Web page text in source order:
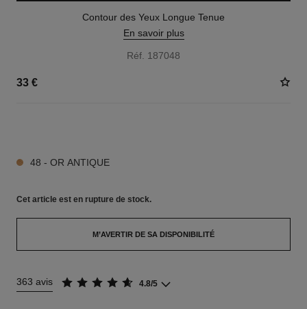
Contour des Yeux Longue Tenue
En savoir plus
Réf. 187048
33 €
48 - OR ANTIQUE
Cet article est en rupture de stock.
M’AVERTIR DE SA DISPONIBILITÉ
363 avis 4.8/5